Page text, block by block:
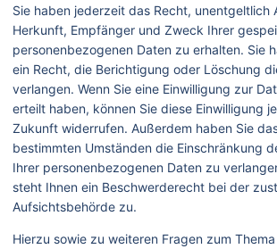
Sie haben jederzeit das Recht, unentgeltlich
Herkunft, Empfänger und Zweck Ihrer
personenbezogenen Daten zu erhalten. Sie
ein Recht, die Berichtigung oder Löschung
verlangen. Wenn Sie eine Einwilligung zur
erteilt haben, können Sie diese Einwilligung
Zukunft widerrufen. Außerdem haben Sie
bestimmten Umständen die Einschränkung
Ihrer personenbezogenen Daten zu
steht Ihnen ein Beschwerderecht bei der
Aufsichtsbehörde zu.
Hierzu sowie zu weiteren Fragen zum